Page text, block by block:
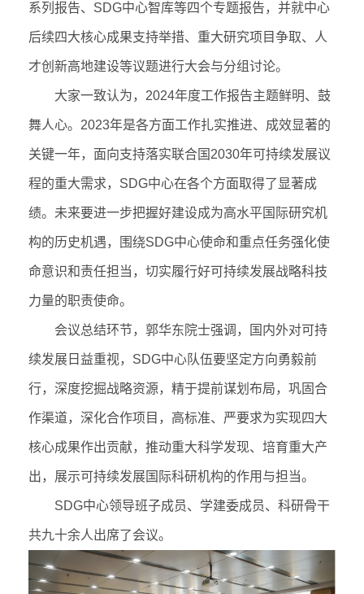
系列报告、 SDG中心智库等四个专题报告，并就中心
后续四大核心成果支持举措、重大研究项目争取、人
才创新高地建设等议题进行大会与分组讨论。
大家一致认为， 2024年度工作报告主题鲜明、鼓
舞人心。 2023年是各方面工作扎实推进、成效显著的
关键一年，面向支持落实联合国 2030年可持续发展议
程的重大需求， SDG中心在各个方面取得了显著成
绩。未来要进一步把握好建设成为高水平国际研究机
构的历史机遇，围绕SDG中心使命和重点任务强化使
命意识和责任担当，切实履行好可持续发展战略科技
力量的职责使命。
会议总结环节，郭华东院士强调，国内外对可持
续发展日益重视， SDG中心队伍要坚定方向勇毅前
行，深度挖掘战略资源，精于提前谋划布局，巩固合
作渠道，深化合作项目，高标准、严要求为实现四大
核心成果作出贡献，推动重大科学发现、培育重大产
出，展示可持续发展国际科研机构的作用与担当。
SDG中心领导班子成员、学建委成员、科研骨干
共九十余人出席了会议。